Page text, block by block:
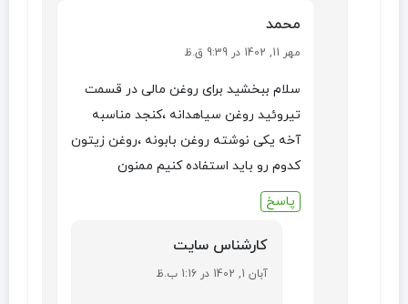
محمد
مهر 11, 1402 در 9:39 ق.ظ
سلام ببخشید برای روغن مالی در قسمت
تیروئید روغن سیاهدانه ،کنجد مناسبه
آخه یکی نوشته روغن بابونه ،روغن زیتون
کدوم رو باید استفاده کنیم ممنون
پاسخ
کارشناس سایت
آبان 1, 1402 در 1:16 ب.ظ